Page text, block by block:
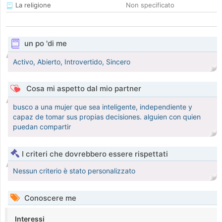
La religione
Non specificato
un po 'di me
Activo, Abierto, Introvertido, Sincero
Cosa mi aspetto dal mio partner
busco a una mujer que sea inteligente, independiente y
capaz de tomar sus propias decisiones. alguien con quien
puedan compartir
I criteri che dovrebbero essere rispettati
Nessun criterio è stato personalizzato
Conoscere me
Interessi